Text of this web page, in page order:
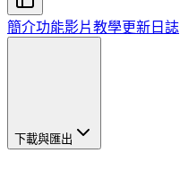
簡介功能影片教學更新日誌
下載與匯出